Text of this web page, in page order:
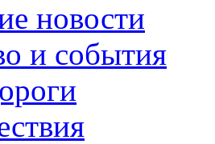
новости
и события